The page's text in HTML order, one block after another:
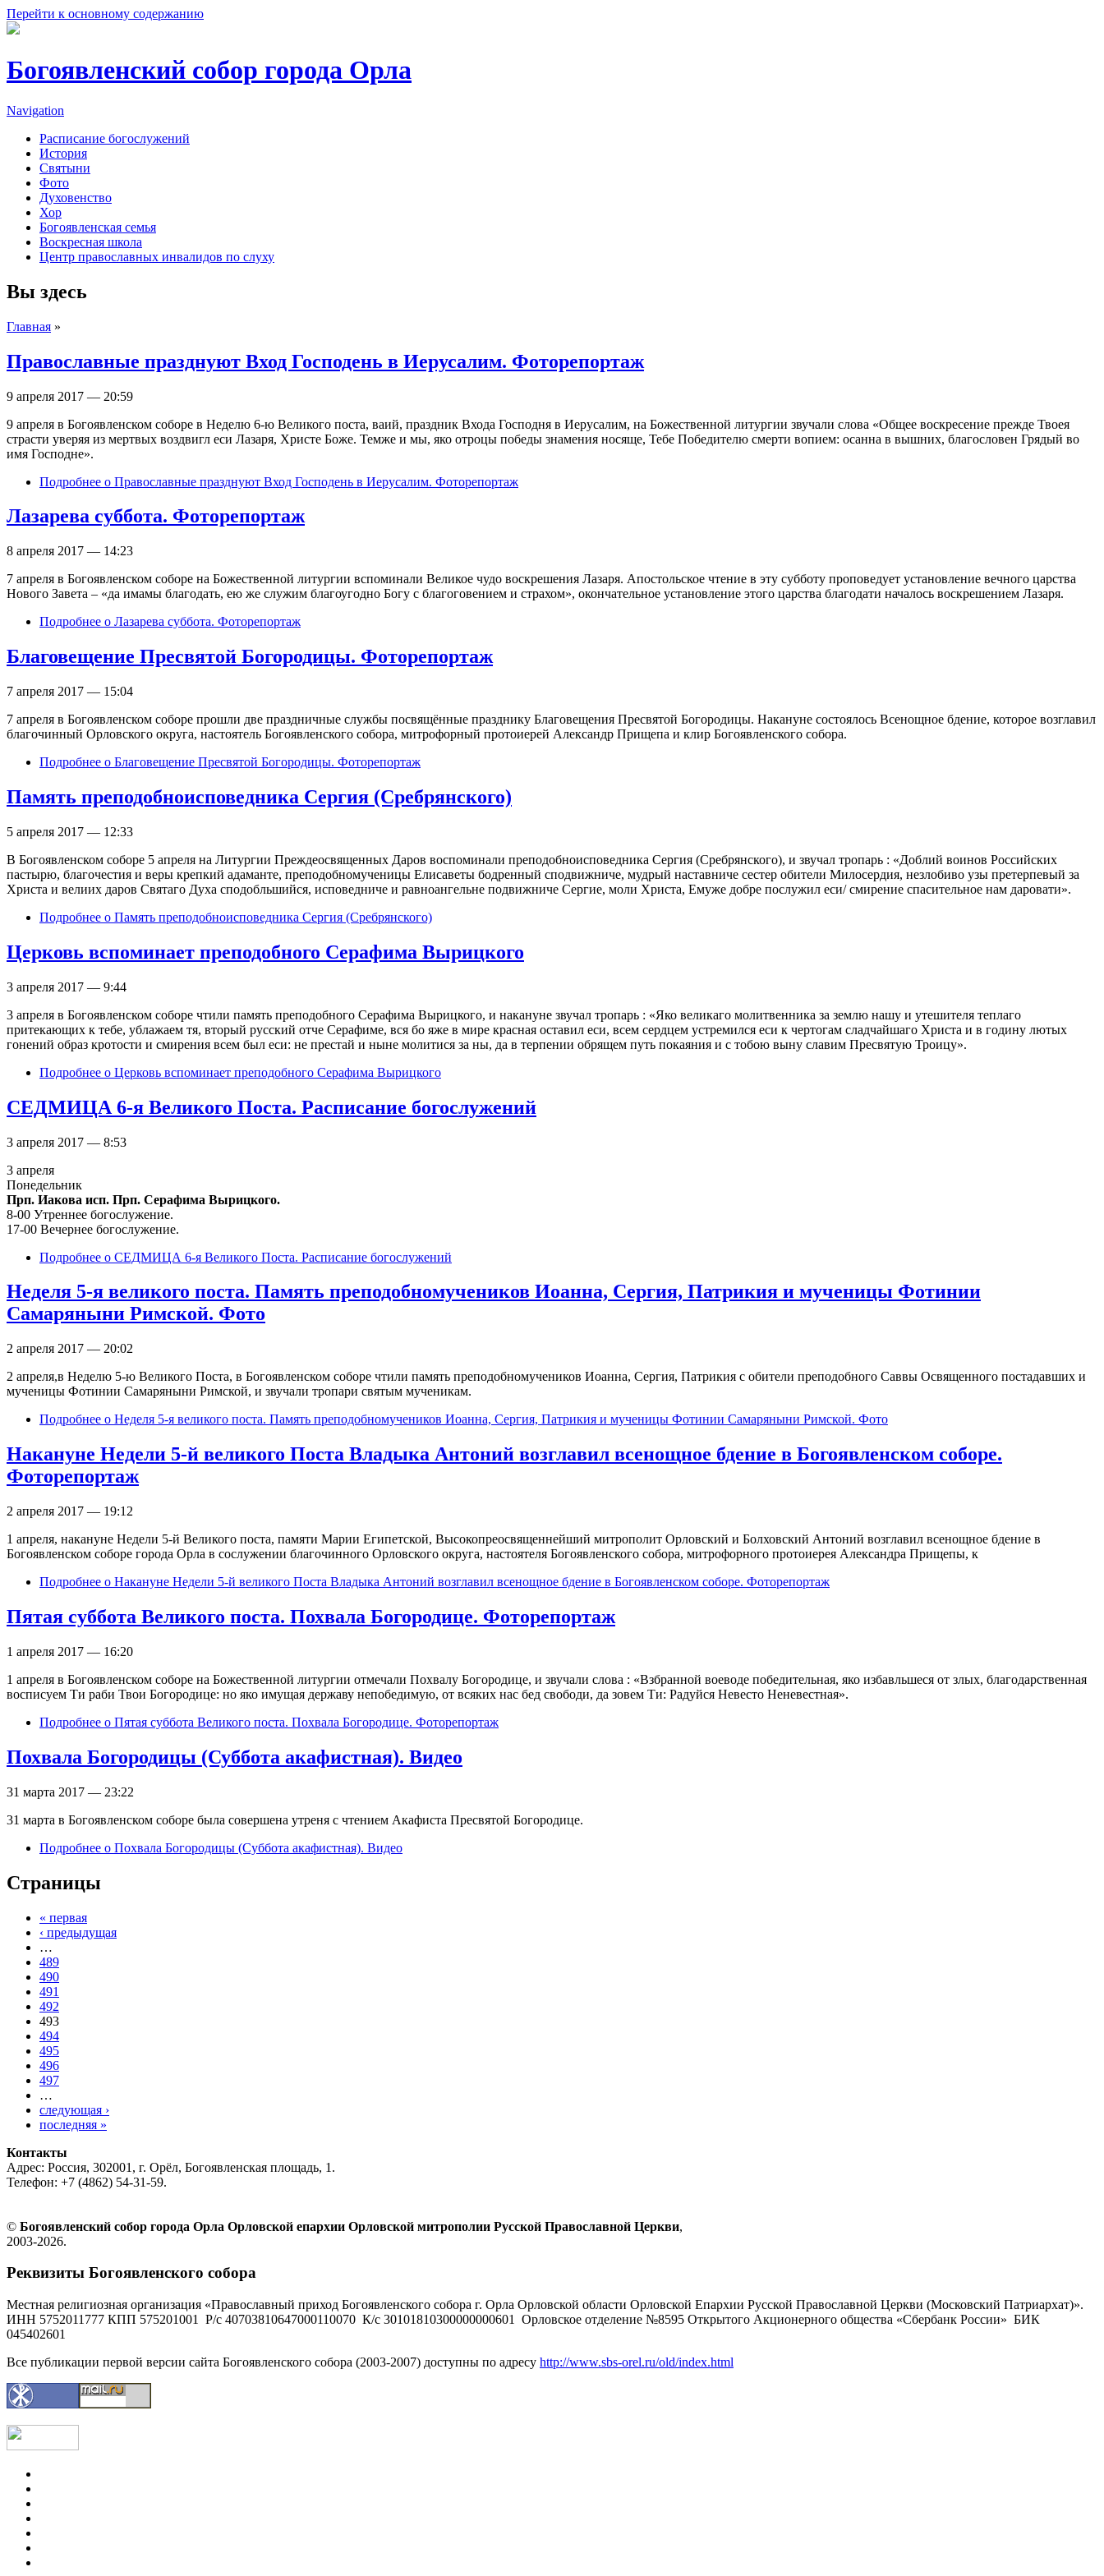
Перейти к основному содержанию
Богоявленский собор города Орла
Navigation
Расписание богослужений
История
Святыни
Фото
Духовенство
Хор
Богоявленская семья
Воскресная школа
Центр православных инвалидов по слуху
Вы здесь
Главная »
Православные празднуют Вход Господень в Иерусалим. Фоторепортаж
9 апреля 2017 — 20:59
9 апреля в Богоявленском соборе в Неделю 6-ю Великого поста, ваий, праздник Входа Господня в Иерусалим, на Божественной литургии звучали слова «Общее воскресение прежде Твоея
страсти уверяя из мертвых воздвигл еси Лазаря, Христе Боже. Темже и мы, яко отроцы победы знамения носяще, Тебе Победителю смерти вопием: осанна в вышних, благословен Грядый во
имя Господне».
Подробнее о Православные празднуют Вход Господень в Иерусалим. Фоторепортаж
Лазарева суббота. Фоторепортаж
8 апреля 2017 — 14:23
7 апреля в Богоявленском соборе на Божественной литургии вспоминали Великое чудо воскрешения Лазаря. Апостольское чтение в эту субботу проповедует установление вечного царства
Нового Завета – «да имамы благодать, ею же служим благоугодно Богу с благоговением и страхом», окончательное установление этого царства благодати началось воскрешением Лазаря.
Подробнее о Лазарева суббота. Фоторепортаж
Благовещение Пресвятой Богородицы. Фоторепортаж
7 апреля 2017 — 15:04
7 апреля в Богоявленском соборе прошли две праздничные службы посвящённые празднику Благовещения Пресвятой Богородицы. Накануне состоялось Всенощное бдение, которое возглавил
благочинный Орловского округа, настоятель Богоявленского собора, митрофорный протоиерей Александр Прищепа и клир Богоявленского собора.
Подробнее о Благовещение Пресвятой Богородицы. Фоторепортаж
Память преподобноисповедника Сергия (Сребрянского)
5 апреля 2017 — 12:33
В Богоявленском соборе 5 апреля на Литургии Преждеосвященных Даров воспоминали преподобноисповедника Сергия (Сребрянского), и звучал тропарь : «Доблий воинов Российских
пастырю, благочестия и веры крепкий адаманте, преподобномученицы Елисаветы бодренный сподвижниче, мудрый наставниче сестер обители Милосердия, незлобиво узы претерпевый за
Христа и велиих даров Святаго Духа сподобльшийся, исповедниче и равноангельне подвижниче Сергие, моли Христа, Емуже добре послужил еси/ смирение спасительное нам даровати».
Подробнее о Память преподобноисповедника Сергия (Сребрянского)
Церковь вспоминает преподобного Серафима Вырицкого
3 апреля 2017 — 9:44
3 апреля в Богоявленском соборе чтили память преподобного Серафима Вырицкого, и накануне звучал тропарь : «Яко великаго молитвенника за землю нашу и утешителя теплаго
притекающих к тебе, ублажаем тя, вторый русский отче Серафиме, вся бо яже в мире красная оставил еси, всем сердцем устремился еси к чертогам сладчайшаго Христа и в годину лютых
гонений образ кротости и смирения всем был еси: не престай и ныне молитися за ны, да в терпении обрящем путь покаяния и с тобою выну славим Пресвятую Троицу».
Подробнее о Церковь вспоминает преподобного Серафима Вырицкого
СЕДМИЦА 6-я Великого Поста. Расписание богослужений
3 апреля 2017 — 8:53
3 апреля
Понедельник
Прп. Иакова исп. Прп. Серафима Вырицкого.
8-00 Утреннее богослужение.
17-00 Вечернее богослужение.
Подробнее о СЕДМИЦА 6-я Великого Поста. Расписание богослужений
Неделя 5-я великого поста. Память преподобномучеников Иоанна, Сергия, Патрикия и мученицы Фотинии
Самаряныни Римской. Фото
2 апреля 2017 — 20:02
2 апреля,в Неделю 5-ю Великого Поста, в Богоявленском соборе чтили память преподобномучеников Иоанна, Сергия, Патрикия с обители преподобного Саввы Освященного постадавших и
мученицы Фотинии Самаряныни Римской, и звучали тропари святым мученикам.
Подробнее о Неделя 5-я великого поста. Память преподобномучеников Иоанна, Сергия, Патрикия и мученицы Фотинии Самаряныни Римской. Фото
Накануне Недели 5-й великого Поста Владыка Антоний возглавил всенощное бдение в Богоявленском соборе.
Фоторепортаж
2 апреля 2017 — 19:12
1 апреля, накануне Недели 5-й Великого поста, памяти Марии Египетской, Высокопреосвященнейший митрополит Орловский и Болховский Антоний возглавил всенощное бдение в
Богоявленском соборе города Орла в сослужении благочинного Орловского округа, настоятеля Богоявленского собора, митрофорного протоиерея Александра Прищепы, к
Подробнее о Накануне Недели 5-й великого Поста Владыка Антоний возглавил всенощное бдение в Богоявленском соборе. Фоторепортаж
Пятая суббота Великого поста. Похвала Богородице. Фоторепортаж
1 апреля 2017 — 16:20
1 апреля в Богоявленском соборе на Божественной литургии отмечали Похвалу Богородице, и звучали слова : «Взбранной воеводе победительная, яко избавльшеся от злых, благодарственная
восписуем Ти раби Твои Богородице: но яко имущая державу непобедимую, от всяких нас бед свободи, да зовем Ти: Радуйся Невесто Неневестная».
Подробнее о Пятая суббота Великого поста. Похвала Богородице. Фоторепортаж
Похвала Богородицы (Суббота акафистная). Видео
31 марта 2017 — 23:22
31 марта в Богоявленском соборе была совершена утреня с чтением Акафиста Пресвятой Богородице.
Подробнее о Похвала Богородицы (Суббота акафистная). Видео
Страницы
« первая
‹ предыдущая
…
489
490
491
492
493
494
495
496
497
…
следующая ›
последняя »
Контакты
Адрес: Россия, 302001, г. Орёл, Богоявленская площадь, 1.
Телефон: +7 (4862) 54-31-59.
© Богоявленский собор города Орла Орловской епархии Орловской митрополии Русской Православной Церкви,
2003-2026.
Реквизиты Богоявленского собора
Местная религиозная организация «Православный приход Богоявленского собора г. Орла Орловской области Орловской Епархии Русской Православной Церкви (Московский Патриархат)».
ИНН 5752011777 КПП 575201001 Р/с 40703810647000110070 К/с 30101810300000000601 Орловское отделение №8595 Открытого Акционерного общества «Сбербанк России» БИК
045402601
Все публикации первой версии сайта Богоявленского собора (2003-2007) доступны по адресу http://www.sbs-orel.ru/old/index.html